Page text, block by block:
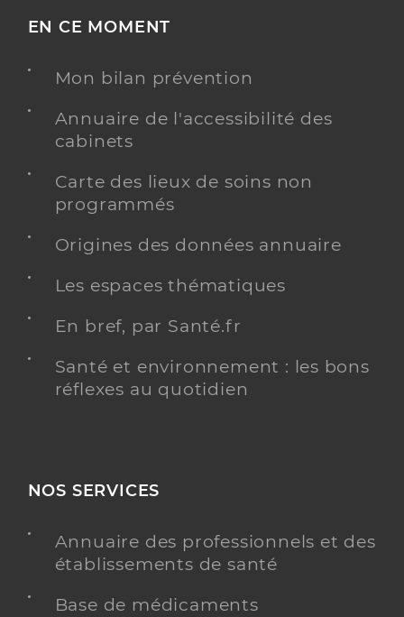
EN CE MOMENT
Mon bilan prévention
Annuaire de l'accessibilité des
cabinets
Carte des lieux de soins non
programmés
Origines des données annuaire
Les espaces thématiques
En bref, par Santé.fr
Santé et environnement : les bons
réflexes au quotidien
NOS SERVICES
Annuaire des professionnels et des
établissements de santé
Base de médicaments